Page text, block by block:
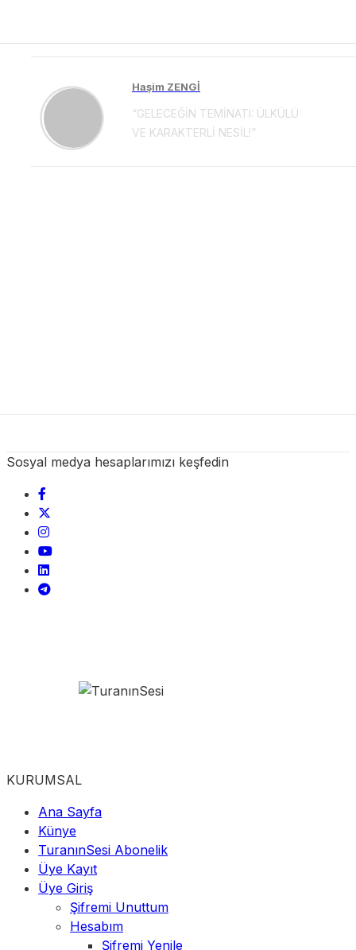
Haşim ZENGİ
“GELECEĞİN TEMİNATI: ÜLKÜLÜ
VE KARAKTERLİ NESİL!”
Sosyal medya hesaplarımızı keşfedin
KURUMSAL
Ana Sayfa
Künye
TuranınSesi Abonelik
Üye Kayıt
Üye Giriş
Şifremi Unuttum
Hesabım
Şifremi Yenile